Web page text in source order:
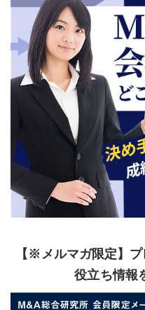
【※メルマガ限定】
役立ち情報